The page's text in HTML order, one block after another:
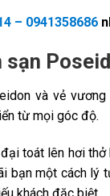
– 0941358686
và vẻ
từ mọi góc độ.
toát lên hơi
bạn một cách